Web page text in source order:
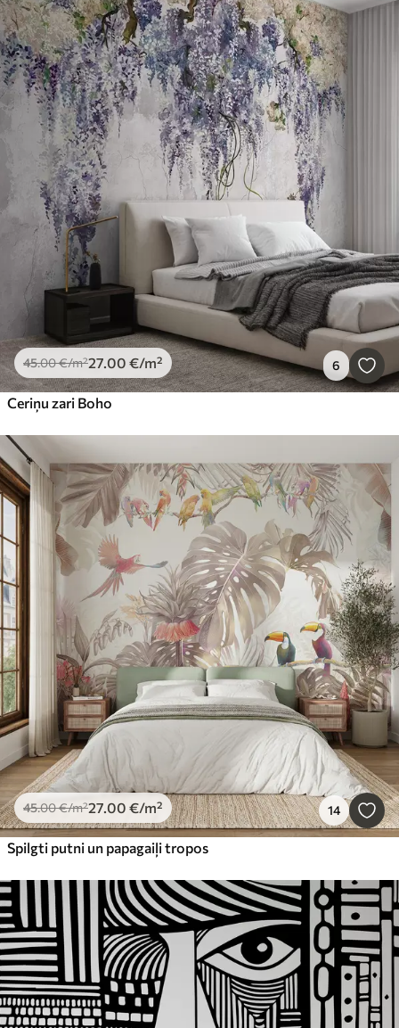
45.00€/m²27.00 €/m² 6
Ceriņu zari Boho
45.00€/m²27.00 €/m² 14
Spilgti putni un papagaiļi tropos